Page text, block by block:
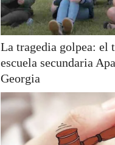
La tragedia golpea: el
escuela secundaria
Georgia